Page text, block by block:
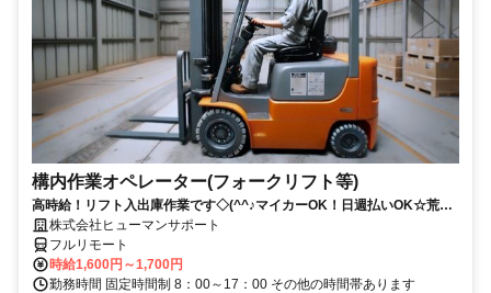
構内作業オペレーター(フォークリフト等)
高時給！リフト入出庫作業です◇(^^♪マイカーOK！日週払いOK☆荒本
駅★【シゴト№0619】
株式会社ヒューマンサポート
フルリモート
時給1,600円～1,700円
勤務時間 固定時間制 8：00～17：00 その他の時間帯あります